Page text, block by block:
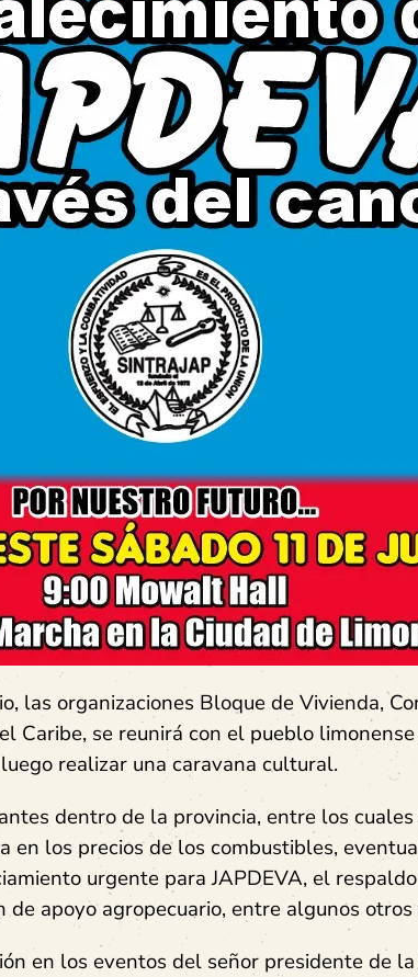
las organizaciones Bloque de Vivienda,
Caribe, se reunirá con el pueblo
realizar una caravana cultural.
dentro de la provincia, entre los
en los precios de los combustibles,
urgente para JAPDEVA, el
apoyo agropecuario, entre algunos
en los eventos del señor presidente de